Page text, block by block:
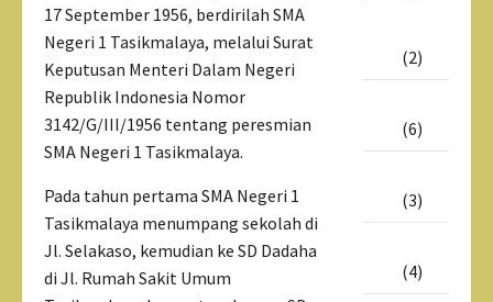
17 September 1956, berdirilah SMA
Negeri 1 Tasikmalaya, melalui Surat
Keputusan Menteri Dalam Negeri
Republik Indonesia Nomor
3142/G/III/1956 tentang peresmian
SMA Negeri 1 Tasikmalaya.
Pada tahun pertama SMA Negeri 1
Tasikmalaya menumpang sekolah di
Jl. Selakaso, kemudian ke SD Dadaha
di Jl. Rumah Sakit Umum
(2)
(6)
(3)
(4)